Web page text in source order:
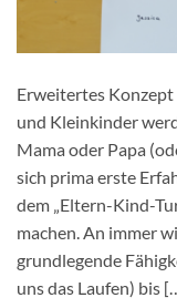
Erweitertes
und Kleinkinder
Mama oder Papa
sich prima erste
dem „Eltern-Kind-
machen. An immer
grundlegende
uns das Laufen) bis